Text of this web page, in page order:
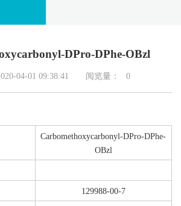
DPro-DPhe-OBzl
04-01 09:38:41 阅览量： 0
Carbomethoxycarbonyl-DPro-DPhe-
OBzl
129988-00-7